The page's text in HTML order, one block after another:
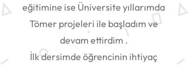
eğitimine ise Üniversite yıllarımda
Tömer projeleri ile başladım ve
devam ettirdim .
İlk dersimde öğrencinin ihtiyaç